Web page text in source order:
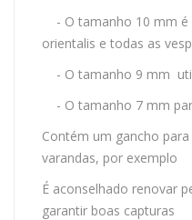
- O tamanho 10 mm é
orientalis e todas as
- O tamanho 9 mm
- O tamanho 7 mm
Contém um gancho
varandas, por exemplo
É aconselhado renovar
garantir boas capturas